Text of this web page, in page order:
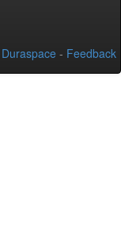
Duraspace - Feedback